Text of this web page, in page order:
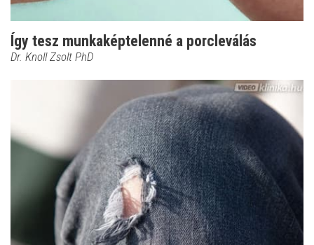
Így tesz munkaképtelenné a porcleválás
Dr. Knoll Zsolt PhD